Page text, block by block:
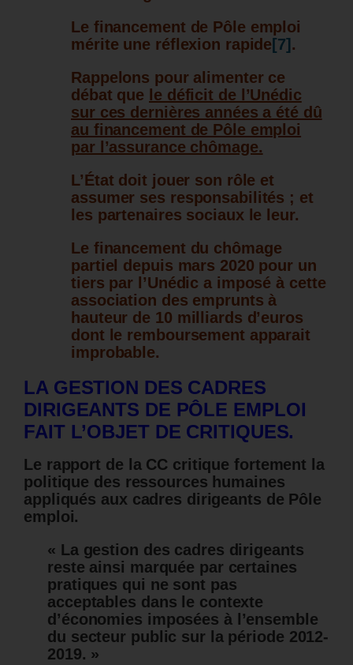
Le financement de Pôle emploi
mérite une réflexion rapide [7] .
Rappelons pour alimenter ce
débat que
le déficit de l’Unédic
sur ces dernières années a été dû
au financement de Pôle emploi
par l’assurance chômage.
L’État doit jouer son rôle et
assumer ses responsabilités ; et
les partenaires sociaux le leur.
Le financement du chômage
partiel depuis mars 2020 pour un
tiers par l’Unédic a imposé à cette
association des emprunts à
hauteur de 10 milliards d’euros
dont le remboursement apparait
improbable.
LA GESTION DES CADRES
DIRIGEANTS DE PÔLE EMPLOI
FAIT L’OBJET DE CRITIQUES.
Le rapport de la CC critique fortement la
politique des ressources humaines
appliqués aux cadres dirigeants de Pôle
emploi.
« La gestion des cadres dirigeants
reste ainsi marquée par certaines
pratiques qui ne sont pas
acceptables dans le contexte
d’économies imposées à l’ensemble
du secteur public sur la période 2012-
2019. »